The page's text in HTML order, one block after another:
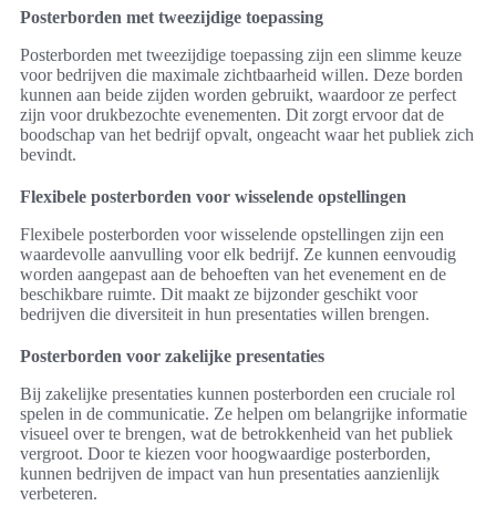
Posterborden met tweezijdige toepassing
Posterborden met tweezijdige toepassing zijn een slimme keuze
voor bedrijven die maximale zichtbaarheid willen. Deze borden
kunnen aan beide zijden worden gebruikt, waardoor ze perfect
zijn voor drukbezochte evenementen. Dit zorgt ervoor dat de
boodschap van het bedrijf opvalt, ongeacht waar het publiek zich
bevindt.
Flexibele posterborden voor wisselende opstellingen
Flexibele posterborden voor wisselende opstellingen zijn een
waardevolle aanvulling voor elk bedrijf. Ze kunnen eenvoudig
worden aangepast aan de behoeften van het evenement en de
beschikbare ruimte. Dit maakt ze bijzonder geschikt voor
bedrijven die diversiteit in hun presentaties willen brengen.
Posterborden voor zakelijke presentaties
Bij zakelijke presentaties kunnen posterborden een cruciale rol
spelen in de communicatie. Ze helpen om belangrijke informatie
visueel over te brengen, wat de betrokkenheid van het publiek
vergroot. Door te kiezen voor hoogwaardige posterborden,
kunnen bedrijven de impact van hun presentaties aanzienlijk
verbeteren.